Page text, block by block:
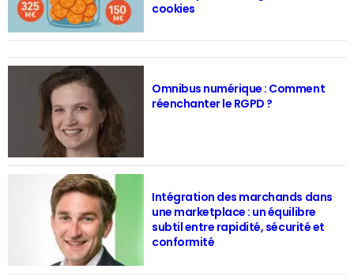
cookies
Omnibus numérique : Comment
réenchanter le RGPD ?
Intégration des marchands dans
une marketplace : un équilibre
subtil entre rapidité, sécurité et
conformité